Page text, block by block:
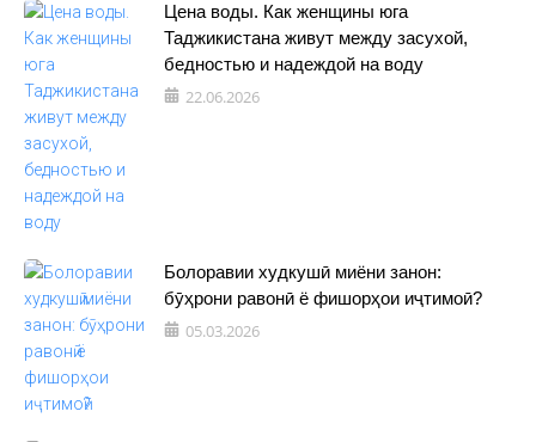
Цена воды. Как женщины юга
Таджикистана живут между засухой,
бедностью и надеждой на воду
22.06.2026
Болоравии худкушӣ миёни занон:
бӯҳрони равонӣ ё фишорҳои иҷтимоӣ?
05.03.2026